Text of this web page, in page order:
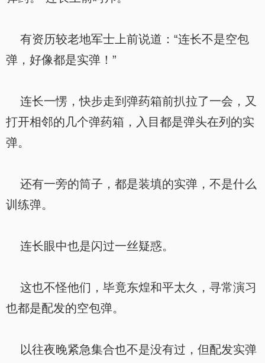
有资历较老地军士上前说道：“连长不是空包
弹，好像都是实弹！”
连长一愣，快步走到弹药箱前扒拉了一会，又
打开相邻的几个弹药箱，入目都是弹头在列的实
弹。
还有一旁的筒子，都是装填的实弹，不是什么
训练弹。
连长眼中也是闪过一丝疑惑。
这也不怪他们，毕竟东煌和平太久，寻常演习
也都是配发的空包弹。
以往夜晚紧急集合也不是没有过，但配发实弹